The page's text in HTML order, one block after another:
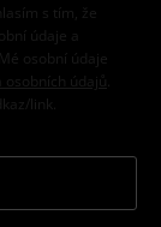
s tím, že
údaje a
osobní údaje
osobních údajů
link.